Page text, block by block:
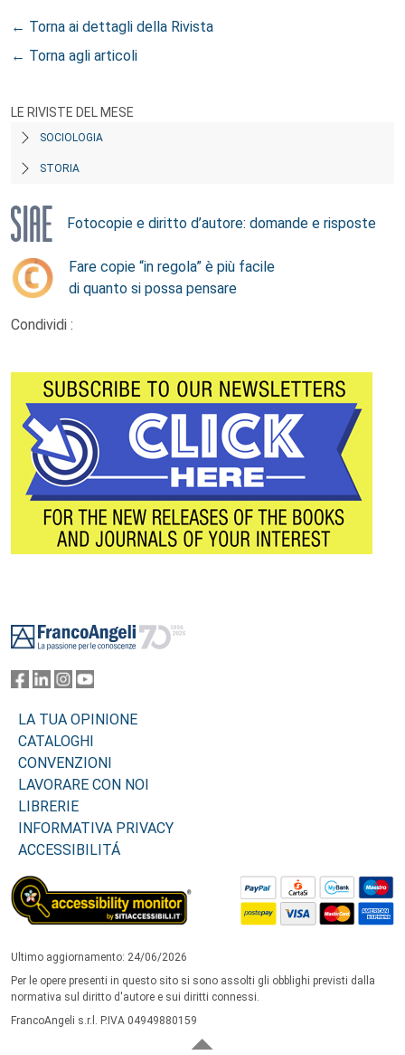
← Torna ai dettagli della Rivista
← Torna agli articoli
LE RIVISTE DEL MESE
SOCIOLOGIA
STORIA
Fotocopie e diritto d’autore: domande e risposte
Fare copie “in regola” è più facile
di quanto si possa pensare
Condividi :
LA TUA OPINIONE
CATALOGHI
CONVENZIONI
LAVORARE CON NOI
LIBRERIE
INFORMATIVA PRIVACY
ACCESSIBILITÁ
Ultimo aggiornamento: 24/06/2026
Per le opere presenti in questo sito si sono assolti gli obblighi previsti dalla
normativa sul diritto d'autore e sui diritti connessi.
FrancoAngeli s.r.l. P.IVA 04949880159